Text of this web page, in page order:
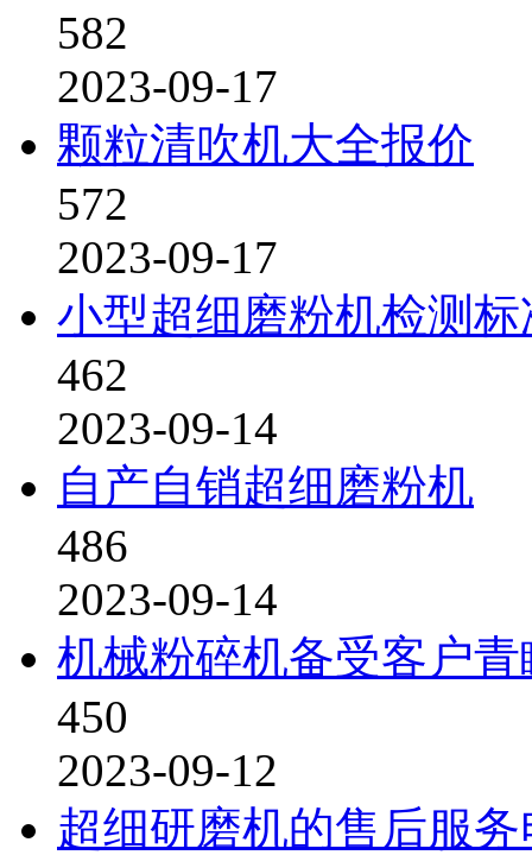
582
2023-09-17
颗粒清吹机大全报价
572
2023-09-17
小型超细磨粉机检测标
462
2023-09-14
自产自销超细磨粉机
486
2023-09-14
机械粉碎机备受客户
450
2023-09-12
超细研磨机的售后服